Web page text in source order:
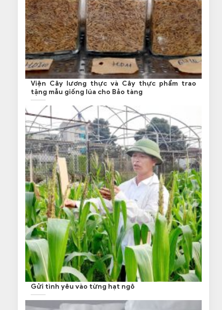
Viện Cây lương thực và Cây thực phẩm trao
tặng mẫu giống lúa cho Bảo tàng
Gửi tình yêu vào từng hạt ngô